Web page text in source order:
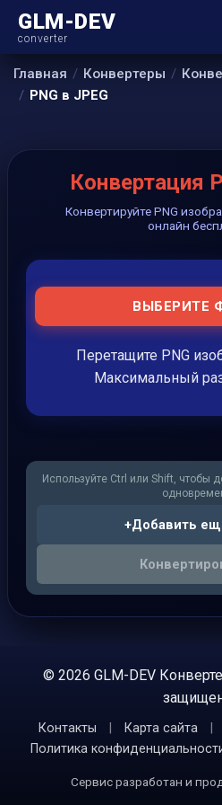
GLM-DEV
converter
Главная Конвертеры
PNG в JPEG
Конвертация
Конвертируйте PNG
онлайн
ВЫБЕРИТЕ
Перетащите PNG
Максимальный
+Добавить
Используйте Ctrl или Shift, чтобы
© 2026 GLM-DEV
Контакты Карта сайта
Политика
Сервис разработан и